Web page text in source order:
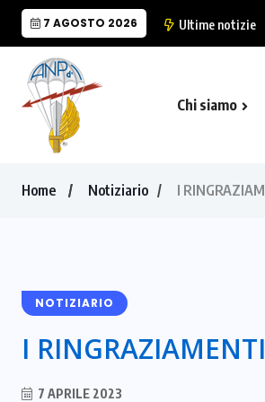
7 AGOSTO 2026 Ultime notizie
Chi siamo
Home Notiziario I
NOTIZIARIO
I
7 APRILE 2023